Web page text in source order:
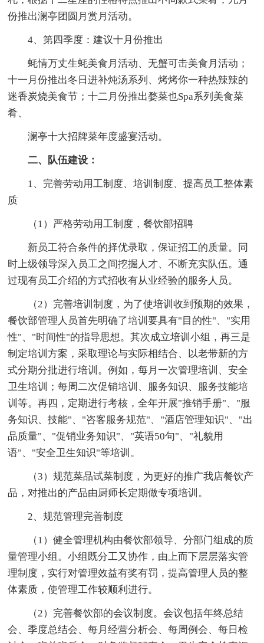
份推出澜亭团圆月赏月活动。
4、第四季度：建议十月份推出
蚝情万丈生蚝美食月活动、无蟹可击美食月活动；
十一月份推出冬日进补炖汤系列、烤烤你一种热辣辣的
迷香炭烧美食节；十二月份推出婺菜也Spa系列美食菜
肴、
澜亭十大招牌菜年度盛宴活动。
二、队伍建设：
1、完善劳动用工制度、培训制度、提高员工整体素
质
（1）严格劳动用工制度，餐饮部招聘
新员工符合条件的择优录取，保证招工的质量。同
时上级领导深入员工之间挖掘人才、不断充实队伍。通
过现有员工介绍的方式招收有从业经验的服务人员。
（2）完善培训制度，为了使培训收到预期的效果，
餐饮部管理人员首先明确了培训要具有"目的性"、"实用
性"、"时间性"的指导思想。其次成立培训小组，再三是
制定培训方案，采取理论与实际相结合、以老带新的方
式分期分批进行培训。例如，每月一次管理培训、安全
卫生培训；每周二次促销培训、服务知识、服务技能培
训等。再四，定期进行考核，全年开展"推销手册"、"服
务知识、技能"、"咨客服务规范"、"酒店管理知识"、"出
品质量"、"促销业务知识"、"英语50句"、"礼貌用
语"、"安全卫生知识"等培训。
（3）规范菜品试菜制度，为更好的推广我店餐饮产
品，对推出的产品由厨师长定期做专项培训。
2、规范管理完善制度
（1）健全管理机构由餐饮部领导、分部门组成的质
量管理小组。小组既分工又协作，由上而下层层落实管
理制度，实行对管理效益有奖有罚，提高管理人员的整
体素质，使管理工作较顺利进行。
（2）完善餐饮部的会议制度。会议包括年终总结
会、季度总结会、每月经营分析会、每周例会、每日检